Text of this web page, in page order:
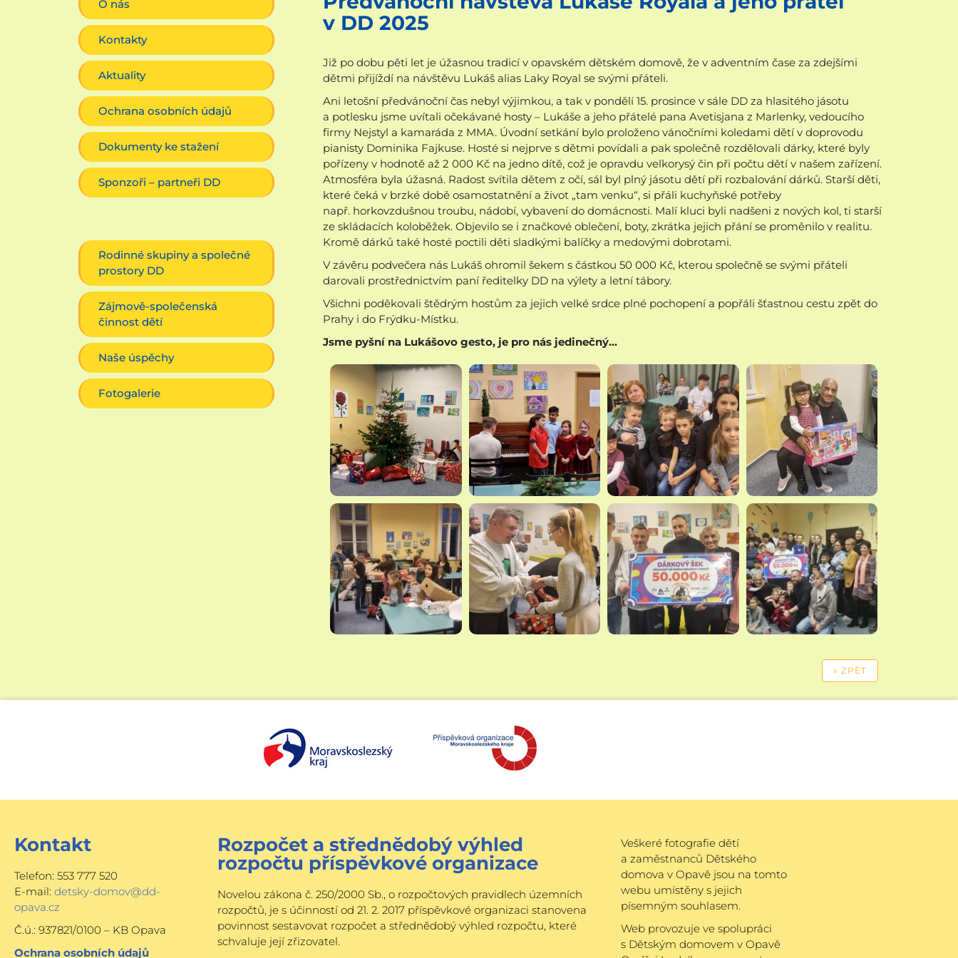
O nás
Kontakty
Aktuality
Ochrana osobních údajů
Dokumenty ke stažení
Sponzoři – partneři DD
Rodinné skupiny a společné
prostory DD
Zájmově-společenská
činnost dětí
Naše úspěchy
Fotogalerie
v DD 2025
Již po dobu pěti let je úžasnou tradicí v opavském dětském domově, že v adventním čase za zdejšími
dětmi přijíždí na návštěvu Lukáš alias Laky Royal se svými přáteli.
Ani letošní předvánoční čas nebyl výjimkou, a tak v pondělí 15. prosince v sále DD za hlasitého jásotu
a potlesku jsme uvítali očekávané hosty – Lukáše a jeho přátelé pana Avetisjana z Marlenky, vedoucího
firmy Nejstyl a kamaráda z MMA. Úvodní setkání bylo proloženo vánočními koledami dětí v doprovodu
pianisty Dominika Fajkuse. Hosté si nejprve s dětmi povídali a pak společně rozdělovali dárky, které byly
pořízeny v hodnotě až 2 000 Kč na jedno dítě, což je opravdu velkorysý čin při počtu dětí v našem zařízení.
Atmosféra byla úžasná. Radost svítila dětem z očí, sál byl plný jásotu dětí při rozbalování dárků. Starší děti,
které čeká v brzké době osamostatnění a život „tam venku“, si přáli kuchyňské potřeby
např. horkovzdušnou troubu, nádobí, vybavení do domácnosti. Malí kluci byli nadšeni z nových kol, ti starší
ze skládacích koloběžek. Objevilo se i značkové oblečení, boty, zkrátka jejich přání se proměnilo v realitu.
Kromě dárků také hosté poctili děti sladkými balíčky a medovými dobrotami.
V závěru podvečera nás Lukáš ohromil šekem s částkou 50 000 Kč, kterou společně se svými přáteli
darovali prostřednictvím paní ředitelky DD na výlety a letní tábory.
Všichni poděkovali štědrým hostům za jejich velké srdce plné pochopení a popřáli šťastnou cestu zpět do
Prahy i do Frýdku-Místku.
Jsme pyšní na Lukášovo gesto, je pro nás jedinečný…
Kontakt
Telefon: 553 777 520
E-mail: detsky-domov@dd-
opava.cz
Č.ú.: 937821/0100 – KB Opava
Ochrana osobních údajů
Rozpočet a střednědobý výhled
rozpočtu příspěvkové organizace
Novelou zákona č. 250/2000 Sb., o rozpočtových pravidlech územních
rozpočtů, je s účinností od 21. 2. 2017 příspěvkové organizaci stanovena
povinnost sestavovat rozpočet a střednědobý výhled rozpočtu, které
schvaluje její zřizovatel.
Veškeré fotografie dětí
a zaměstnanců Dětského
domova v Opavě jsou na tomto
webu umístěny s jejich
písemným souhlasem.
Web provozuje ve spolupráci
s Dětským domovem v Opavě